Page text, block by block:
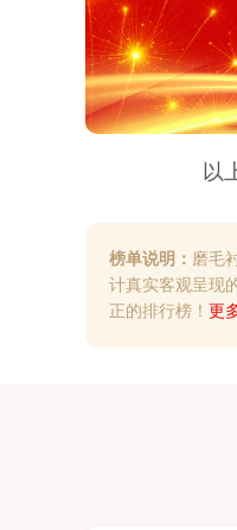
以
榜单说明： 磨毛
计真实客观呈现
正的排行榜！ 更